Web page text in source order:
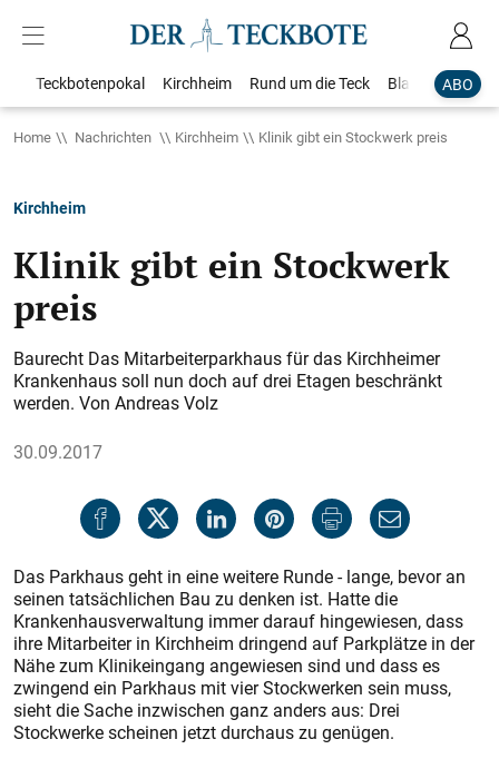
ABO
Teckbotenpokal Kirchheim Rund um die Teck Blaulicht
Home Nachrichten Kirchheim Klinik gibt ein Stockwerk preis
Kirchheim
Klinik gibt ein Stockwerk
preis
Baurecht Das Mitarbeiterparkhaus für das Kirchheimer
Krankenhaus soll nun doch auf drei Etagen beschränkt
werden. Von Andreas Volz
30.09.2017
Das Parkhaus geht in eine weitere Runde - lange, bevor an
seinen tatsächlichen Bau zu denken ist. Hatte die
Krankenhausverwaltung immer darauf hingewiesen, dass
ihre Mitarbeiter in Kirchheim dringend auf Parkplätze in der
Nähe zum Klinikeingang angewiesen sind und dass es
zwingend ein Parkhaus mit vier Stockwerken sein muss,
sieht die Sache inzwischen ganz anders aus: Drei
Stockwerke scheinen jetzt durchaus zu genügen.